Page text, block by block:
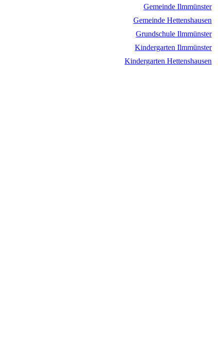
Gemeinde Ilmmünster
Gemeinde Hettenshausen
Grundschule Ilmmünster
Kindergarten Ilmmünster
Kindergarten Hettenshausen